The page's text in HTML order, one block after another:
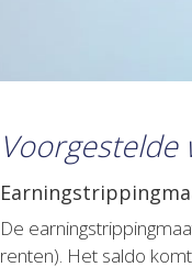
Voorgestelde
De
renten). Het saldo